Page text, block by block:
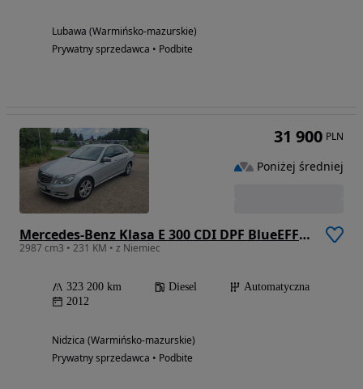
Lubawa (Warmińsko-mazurskie)
Prywatny sprzedawca • Podbite
Mercedes-Benz Klasa E 300 CDI DPF BlueEFFICIENCY 7G-TRONIC Elegance
2987 cm3 • 231 KM • z Niemiec
323 200 km Diesel
Automatyczna
2012
Nidzica (Warmińsko-mazurskie)
Prywatny sprzedawca • Podbite
31 900 PLN
Poniżej średniej